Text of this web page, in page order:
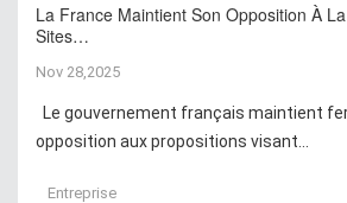
La France Maintient Son Opposition À
Sites…
Nov 28,2025
Le gouvernement français maintient
opposition aux propositions visant...
Entreprise